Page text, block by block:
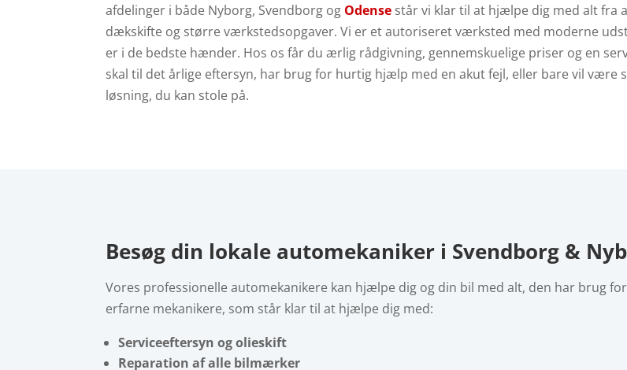
afdelinger i både Nyborg, Svendborg og Odense står vi klar til at hjælpe dig med alt fra
dækskifte og større værkstedsopgaver.Vi er et autoriseret værksted med moderne
er i de bedste hænder. Hos os får du ærlig rådgivning, gennemskuelige priser og en
skal til det årlige eftersyn, har brug for hurtig hjælp med en akut fejl, eller bare vil være
løsning, du kan stole på.
Besøg din lokale automekaniker i Svendborg &
Vores professionelle automekanikere kan hjælpe dig og din bil med alt, den har brug
erfarne mekanikere, som står klar til at hjælpe dig med:
Serviceeftersyn og olieskift
Reparation af alle bilmærker